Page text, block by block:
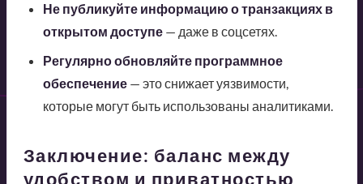
Не публикуйте информацию о транзакциях в
открытом доступе— даже в соцсетях.
Регулярно обновляйте программное
обеспечение— это снижает уязвимости,
которые могут быть использованы аналитиками.
Заключение: баланс между
удобством и приватностью